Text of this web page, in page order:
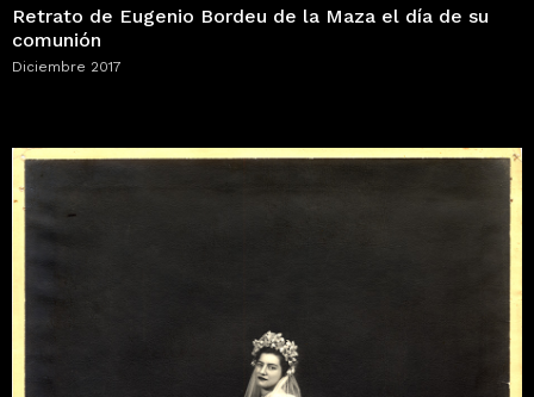
Retrato de Eugenio Bordeu de la Maza el día de su
comunión
Diciembre 2017